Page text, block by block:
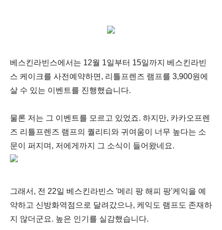
베스킨라빈스에서는 12월 1일부터 15일까지 베스킨라빈
스 케이크를 사전예약하면, 리틀프렌즈 램프를 3,900원에
살 수 있는 이벤트를 진행했습니다.
물론 저는 그 이벤트를 모르고 있었죠. 하지만, 카카오프렌
즈 리틀프렌즈 램프의 퀄리티와 귀여움이 너무 높다는 소
문이 퍼지며, 저에게까지 그 소식이 들어왔네요.
그래서, 전 22일 베스킨라빈스 '메리 팡 해피 팡'케익을 예
약하고 신방화역점으로 달려갔으나, 케익도 램프도 존재하
지 않더군요. 높은 인기를 실감했습니다.